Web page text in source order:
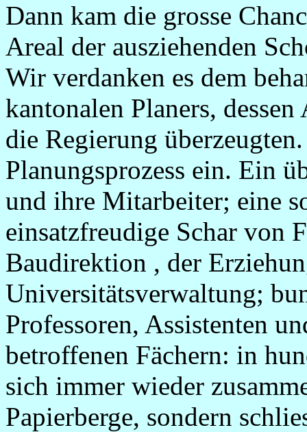
Dann kam die grosse
Areal der ausziehenden
Wir verdanken es dem
kantonalen Planers,
die Regierung
Planungsprozess ein. Ein
und ihre Mitarbeiter; eine
einsatzfreudige Schar von
Baudirektion , der
Universitätsverwaltung;
Professoren, Assistenten
betroffenen Fächern: in
sich immer wieder
Papierberge, sondern